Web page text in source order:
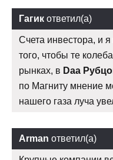
Гагик ответил(а)
Счета инвестора, и
того, чтобы те
рынках, в Daa
по Магниту мнение
нашего газа луча
Arman ответил(а)